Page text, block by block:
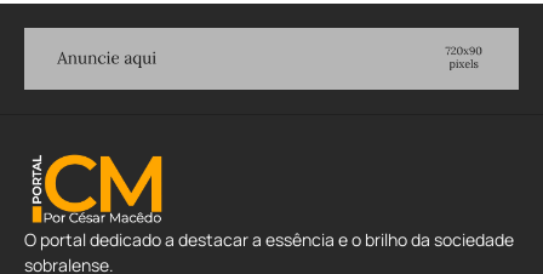
O portal dedicado a destacar a essência e o brilho da sociedade
sobralense.